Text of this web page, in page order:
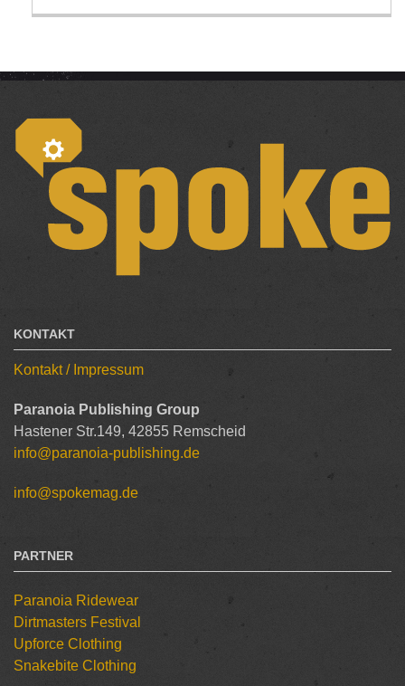
KONTAKT
Kontakt / Impressum
Paranoia Publishing Group
Hastener Str.149, 42855 Remscheid
info@paranoia-publishing.de
info@spokemag.de
PARTNER
Paranoia Ridewear
Dirtmasters Festival
Upforce Clothing
Snakebite Clothing